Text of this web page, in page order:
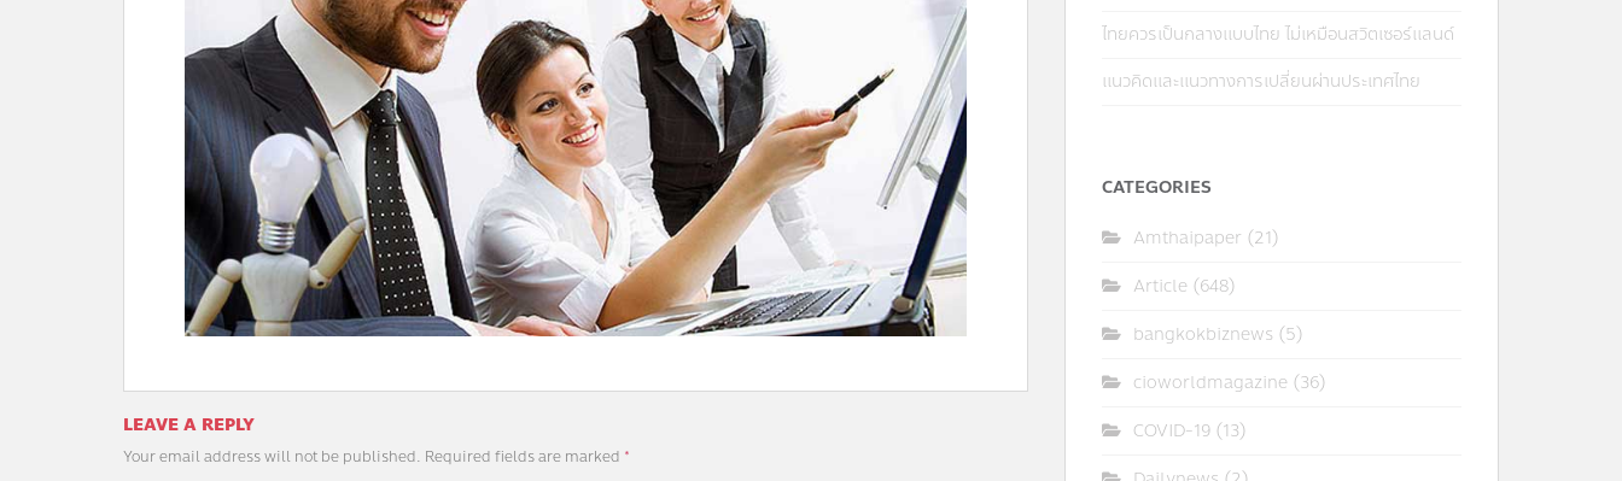
LEAVE A REPLY
Your email address will not be published. Required fields are marked *
ไทยควรเป็นกลางแบบไทย ไม่เหมือนสวิตเซอร์แลนด์
แนวคิดและแนวทางการเปลี่ยนผ่านประเทศไทย
CATEGORIES
Amthaipaper (21)
Article (648)
bangkokbiznews (5)
cioworldmagazine (36)
COVID-19 (13)